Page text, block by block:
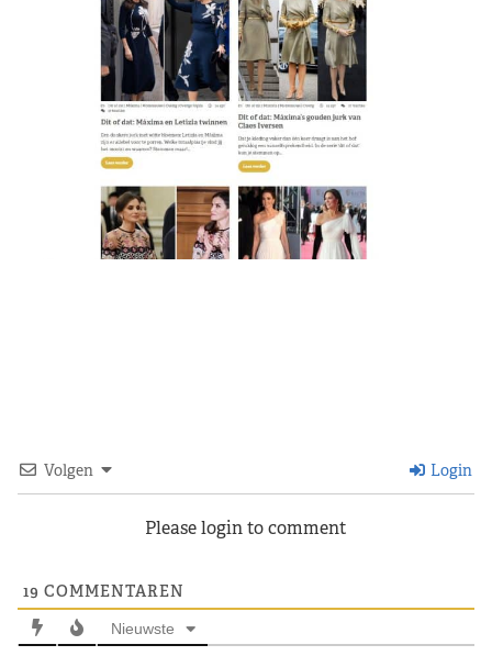
Volgen Login
Please login to comment
19 COMMENTAREN
Nieuwste